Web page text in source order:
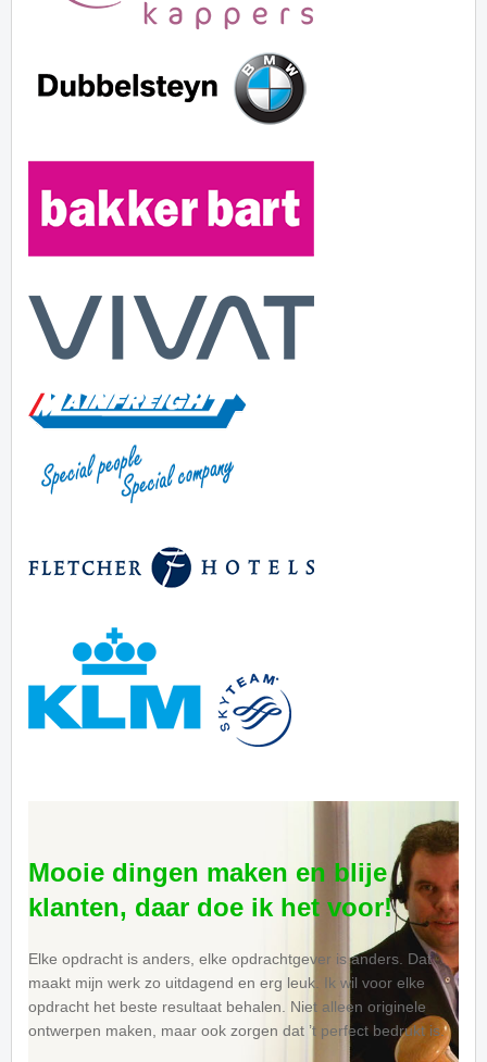
Mooie dingen maken en blije
klanten, daar doe ik het voor!
Elke opdracht is anders, elke opdrachtgever is anders. Dat
maakt mijn werk zo uitdagend en erg leuk. Ik wil voor elke
opdracht het beste resultaat behalen. Niet alleen originele
ontwerpen maken, maar ook zorgen dat ’t perfect bedrukt is.